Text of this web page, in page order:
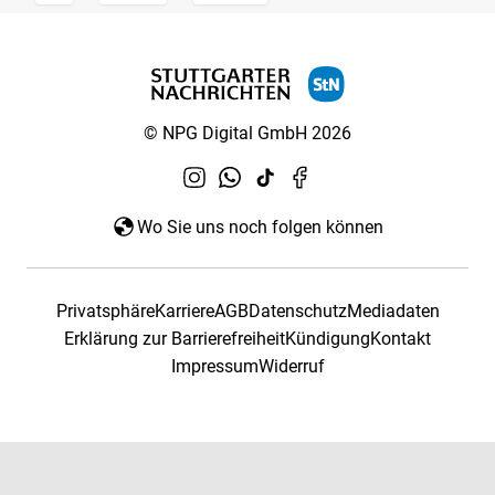
© NPG Digital GmbH 2026
Wo Sie uns noch folgen können
PrivatsphäreKarriereAGBDatenschutzMediadaten
Erklärung zur BarrierefreiheitKündigungKontakt
ImpressumWiderruf